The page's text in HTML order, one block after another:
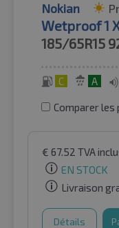
Nokian
Wetproof 1
185/65R15
C A
Comparer les
€ 67.52 TVA
EN STOCK
Livraison
Détails